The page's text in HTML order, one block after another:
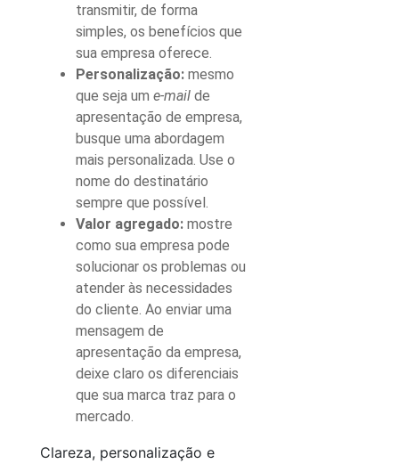
transmitir, de forma
simples, os benefícios que
sua empresa oferece.
Personalização: mesmo
que seja um e-mail de
apresentação de empresa,
busque uma abordagem
mais personalizada. Use o
nome do destinatário
sempre que possível.
Valor agregado: mostre
como sua empresa pode
solucionar os problemas ou
atender às necessidades
do cliente. Ao enviar uma
mensagem de
apresentação da empresa,
deixe claro os diferenciais
que sua marca traz para o
mercado.
Clareza, personalização e